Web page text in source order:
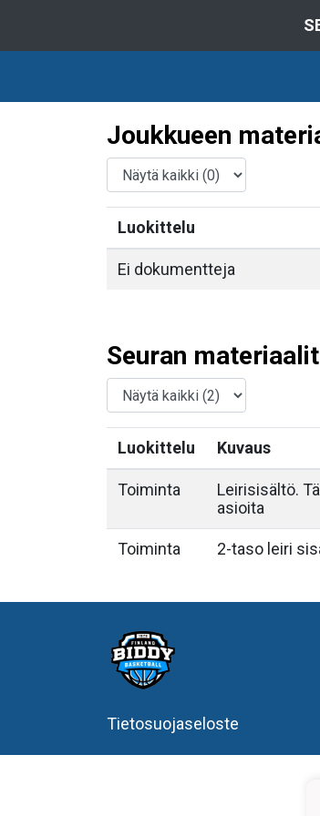
Joukkueen
Luokittelu
Ei dokumentteja
Seuran materiaalit
Luokittelu Kuvaus
Toiminta
Leirisisältö.
asioita
Toiminta 2-taso leiri
Tietosuojaseloste